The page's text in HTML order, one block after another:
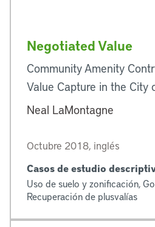
Negotiated Value
Community Amenity
Value Capture in the City
Neal LaMontagne
Octubre 2018, inglés
Casos de estudio
Uso de suelo y zonificación,
Recuperación de plusvalías